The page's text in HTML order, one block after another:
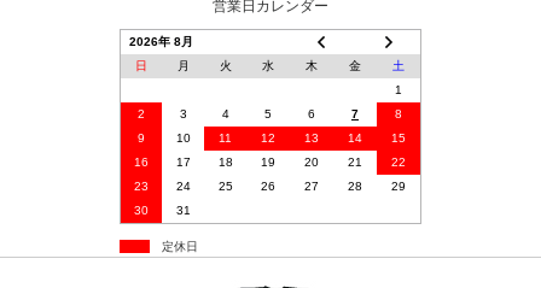
営業日カレンダー
2026年 8月
日
月 火 水 木 金
土
1
2
3 4 5 6 7
8
9
10 11 12 13 14
15
16
17 18 19 20 21
22
23
24 25 26 27 28
29
30
31
定休日